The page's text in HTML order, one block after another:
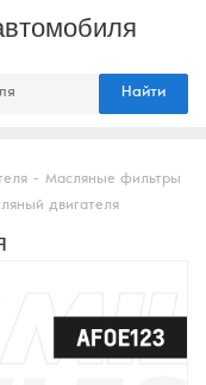
Найти
- Масляные фильтры
двигателя